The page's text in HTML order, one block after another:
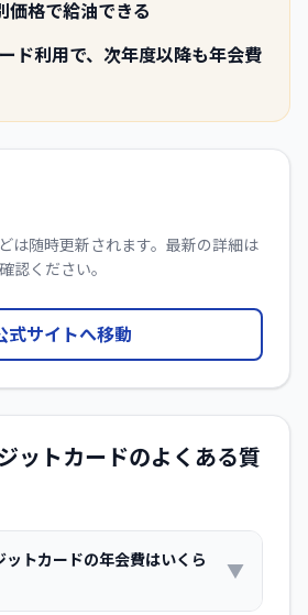
価格で給油できる
ド利用で、次年度以降も年会費
は随時更新されます。最新の詳細は
認ください。
式サイトへ移動
ットカードのよくある質
ットカードの年会費はいくら
▼